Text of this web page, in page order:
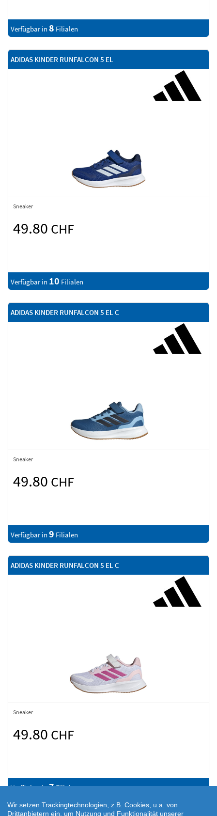
Verfügbar in 8 Filialen
ADIDAS KINDER RUNFALCON 5 EL
Sneaker
49.80 CHF
Verfügbar in 10 Filialen
ADIDAS KINDER RUNFALCON 5 EL C
Sneaker
49.80 CHF
Verfügbar in 9 Filialen
ADIDAS KINDER RUNFALCON 5 EL C
Sneaker
49.80 CHF
Verfügbar in7Filialen
Wir setzen Trackingtechnologien, z.B. Cookies, u.a. von
Drittanbietern ein, um Nutzung und Funktionalität unserer